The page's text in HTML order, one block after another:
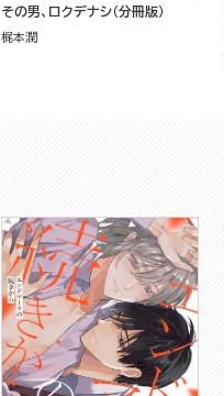
その男、ロクデナシ（分冊版）
梶本潤